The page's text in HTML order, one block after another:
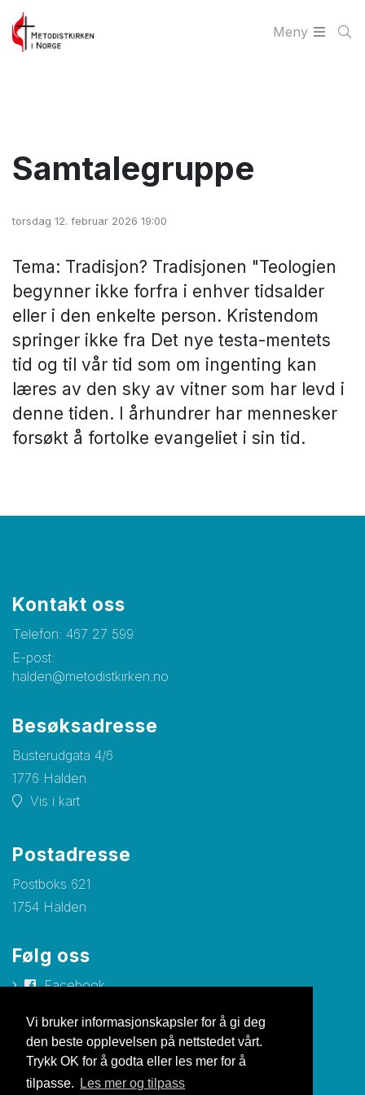
Vi bruker informasjonskapsler for å gi deg
den beste opplevelsen på nettstedet vårt.
Trykk OK for å godta eller les mer for å
tilpasse.
Les mer og tilpass
Meny
Samtalegruppe
torsdag 12. februar 2026 19:00
Tema: Tradisjon? Tradisjonen "Teologien
begynner ikke forfra i enhver tidsalder
eller i den enkelte person. Kristendom
springer ikke fra Det nye testa-mentets
tid og til vår tid som om ingenting kan
læres av den sky av vitner som har levd i
denne tiden. I århundrer har mennesker
forsøkt å fortolke evangeliet i sin tid.
Kontakt oss
Telefon: 467 27 599
E-post:
halden@metodistkirken.no
Besøksadresse
Busterudgata 4/6
1776 Halden
Vis i kart
Postadresse
Postboks 621
1754 Halden
Følg oss
Facebook